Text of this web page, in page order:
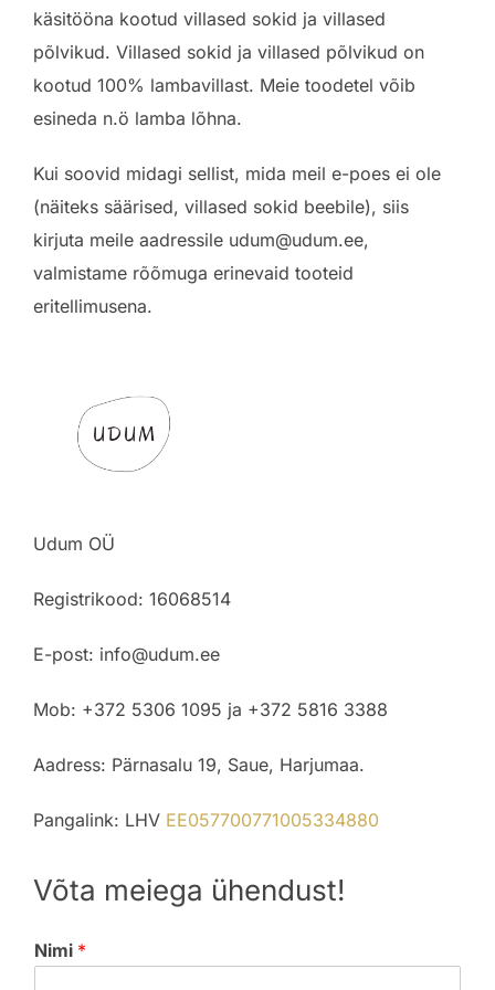
käsitööna kootud villased sokid ja villased
põlvikud. Villased sokid ja villased põlvikud on
kootud 100% lambavillast. Meie toodetel võib
esineda n.ö lamba lõhna.
Kui soovid midagi sellist, mida meil e-poes ei ole
(näiteks säärised, villased sokid beebile), siis
kirjuta meile aadressile udum@udum.ee,
valmistame rõõmuga erinevaid tooteid
eritellimusena.
Udum OÜ
Registrikood: 16068514
E-post: info@udum.ee
Mob: +372 5306 1095 ja +372 5816 3388
Aadress: Pärnasalu 19, Saue, Harjumaa.
Pangalink: LHV EE057700771005334880
Võta meiega ühendust!
Nimi *